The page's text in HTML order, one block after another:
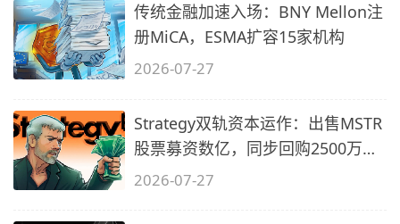
传统金融加速入场：BNY Mellon注
册MiCA，ESMA扩容15家机构
2026-07-27
Strategy双轨资本运作：出售MSTR
股票募资数亿，同步回购2500万美
元STRC
2026-07-27